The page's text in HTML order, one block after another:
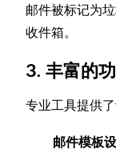
邮件被标记为
收件箱。
3. 丰富的
专业工具提供
邮件模板